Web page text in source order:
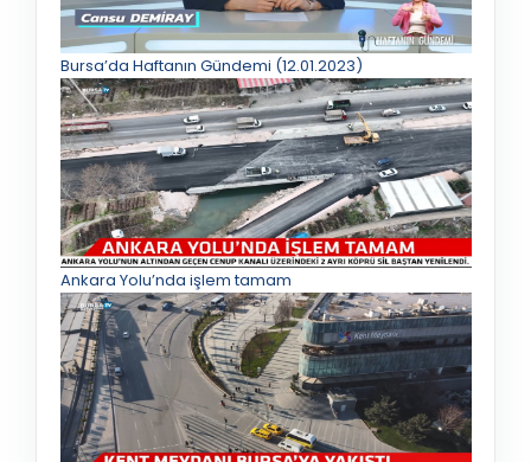
Bursa’da Haftanın Gündemi (12.01.2023)
Ankara Yolu’nda işlem tamam